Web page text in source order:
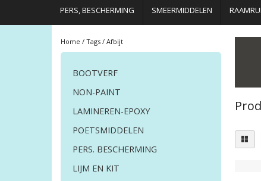
PERS, BESCHERMING SMEERMIDDELEN
Home / Tags / Afbijt
BOOTVERF
NON-PAINT
LAMINEREN-EPOXY
POETSMIDDELEN
PERS. BESCHERMING
LIJM EN KIT